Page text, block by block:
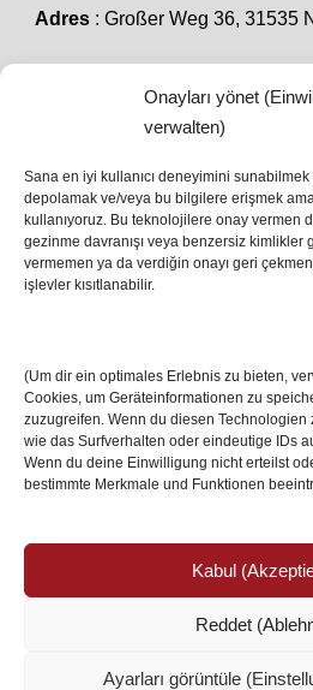
Onayları yönet
verwalten)
Sana en iyi kullanıcı deneyimini
depolamak ve/veya bu bilgilere erişmek
kullanıyoruz. Bu teknolojilere onay vermen
gezinme davranışı veya benzersiz
vermemen ya da verdiğin onayı geri
işlevler kısıtlanabilir.
(Um dir ein optimales Erlebnis zu bieten,
Cookies, um Geräteinformationen zu
zuzugreifen. Wenn du diesen Technologien
wie das Surfverhalten oder eindeutige IDs
Wenn du deine Einwilligung nicht erteilst
bestimmte Merkmale und Funktionen
Kabul
Reddet
Ayarları görüntüle
Adres : Großer Weg 36, 31535
SON HABERLER
İstanbul’da Avrupa
Villa Boğaz’da Tarih
08 May 2026
17 Nis 2026
© Copyright 2024 /Impressum/